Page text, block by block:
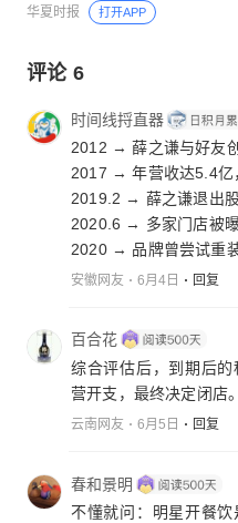
华夏时报 打开APP
评论 6
时间线捋直器
2012 → 薛之谦与好友
2017 → 年营收达5.4亿
2019.2 → 薛之谦退出股
2020.6 → 多家门店被曝
2020 → 品牌曾尝试重
2021.7 → 薛之谦父亲退
2026.4 → 上海门店正
14年浮沉，从明星光
品牌终究还是没逃过被
安徽网友 6月4日 回复
百合花
综合评估后，到期后
营开支，最终决定闭店
云南网友 6月5日 回复
春和景明
不懂就问：明星开餐